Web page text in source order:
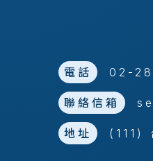
電話 02-
聯絡信箱
地址 (111)